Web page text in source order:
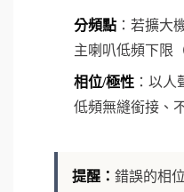
分頻點 ：若擴大
主喇叭低頻下限
相位/極性 ：以
低頻無縫銜接、
提醒： 錯誤的相